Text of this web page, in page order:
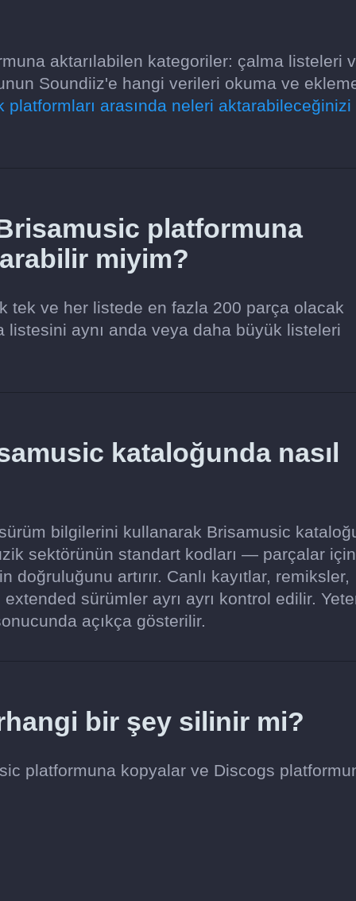
aktarılabilen kategoriler: çalma listeleri
Soundiiz'e hangi verileri okuma ve
arasında neleri aktarabileceğinizi
platformuna
miyim?
tek ve her listede en fazla 200 parça olacak
aynı anda veya daha büyük listeleri
kataloğunda nasıl
bilgilerini kullanarak Brisamusic
sektörünün standart kodları — parçalar için
artırır. Canlı kayıtlar, remiksler,
sürümler ayrı ayrı kontrol edilir.
açıkça gösterilir.
bir şey silinir mi?
platformuna kopyalar ve Discogs